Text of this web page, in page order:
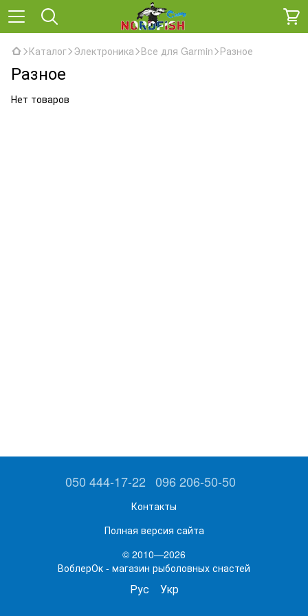
Каталог Электроника Все для Garmin Разное
Разное
Нет товаров
050 444-17-22 096 206-50-50
Контакты
Полная версия сайта
© 2010—2026
ВоблерОк - магазин рыболовных снастей
Рус Укр